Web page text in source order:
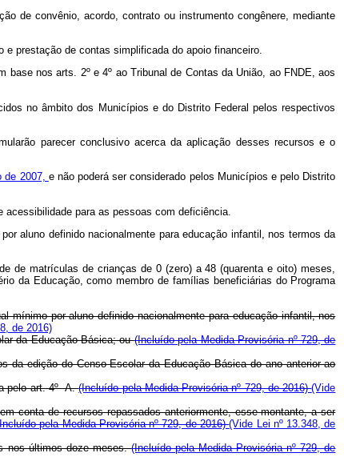
de convênio, acordo, contrato ou instrumento congênere, mediante
prestação de contas simplificada do apoio financeiro.
nos arts. 2º e 4º ao Tribunal de Contas da União, ao FNDE, aos
no âmbito dos Municípios e do Distrito Federal pelos respectivos
parecer conclusivo acerca da aplicação desses recursos e o
de 2007, e não poderá ser considerado pelos Municípios e pelo Distrito
para as pessoas com deficiência.
aluno definido nacionalmente para educação infantil, nos termos da
de matrículas de crianças de 0 (zero) a 48 (quarenta e oito) meses,
da Educação, como membro de famílias beneficiárias do Programa
mínimo por aluno definido nacionalmente para educação infantil, nos
de 2016)
da Educação Básica; ou(Incluído pela Medida Provisória nº 729, de
da edição do Censo Escolar da Educação Básica do ano anterior ao
pelo art. 4º-A.(Incluído pela Medida Provisória nº 729, de 2016)(Vide
conta de recursos repassados anteriormente, esse montante, a ser
pela Medida Provisória nº 729, de 2016)(Vide Lei nº 13.348, de
nos últimos doze meses.(Incluído pela Medida Provisória nº 729, de